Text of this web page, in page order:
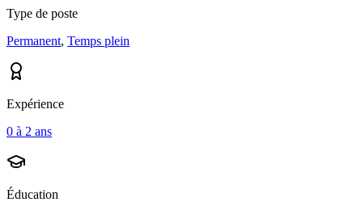
Type de poste
Permanent, Temps plein
Expérience
0 à 2 ans
Éducation